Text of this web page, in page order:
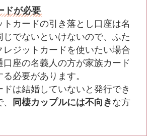
ドが必要
トカードの引き落とし口座は名
じでないといけないので、ふた
レジットカードを使いたい場合
口座の名義人の方が家族カード
る必要があります。
ドは結婚していないと発行でき
同棲カップルには不向き な方